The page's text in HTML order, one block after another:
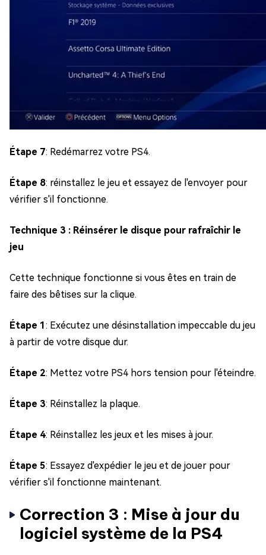
Étape 7: Redémarrez votre PS4.
Étape 8: réinstallez le jeu et essayez de l'envoyer pour
vérifier s'il fonctionne.
Technique 3 : Réinsérer le disque pour rafraîchir le
jeu
Cette technique fonctionne si vous êtes en train de
faire des bêtises sur la clique.
Étape 1: Exécutez une désinstallation impeccable du jeu
à partir de votre disque dur.
Étape 2: Mettez votre PS4 hors tension pour l'éteindre.
Étape 3: Réinstallez la plaque.
Étape 4: Réinstallez les jeux et les mises à jour.
Étape 5: Essayez d'expédier le jeu et de jouer pour
vérifier s'il fonctionne maintenant.
Correction 3 : Mise à jour du
logiciel système de la PS4